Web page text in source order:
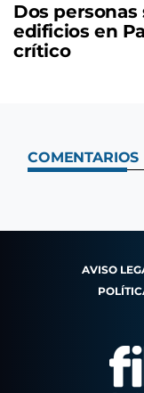
Dos
edificios en
crítico
COMENTARIOS
AVISO